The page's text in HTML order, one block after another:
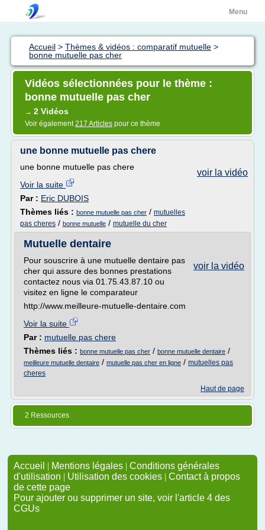
Menu
Accueil > Thèmes & vidéos : comparatif mutuelle >
bonne mutuelle pas cher
Vidéos sélectionnées pour le thème :
bonne mutuelle pas cher
→ 2 Vidéos
Voir également217 Articles pour ce thème
une bonne mutuelle pas chere
voir la vidéo
une bonne mutuelle pas chere
Voir la suite
Par : Eric DUBOIS
Thèmes liés : bonne mutuelle pas cher / mutuelles
pas cheres / bonne mutuelle / mutuelle du cher
Mutuelle dentaire
voir la vidéo
Pour souscrire à une mutuelle dentaire pas
cher qui assure des bonnes prestations
contactez nous via 01.75.43.87.10 ou
visitez en ligne le comparateur
http://www.meilleure-mutuelle-dentaire.com
Voir la suite
Par : mutuelle pas chere
Thèmes liés : bonne mutuelle pas cher / bonne mutuelle dentaire /
meilleure mutuelle dentaire / mutuelle pas cher en ligne / mutuelles pas
cheres
Haut de page
2 Ressources
Accueil | Mentions légales | Conditions générales
d'utilisation | Utilisation des cookies | Contact à propos
de cette page
Pour ajouter ou supprimer un site, voir l'article 4 des
CGUs